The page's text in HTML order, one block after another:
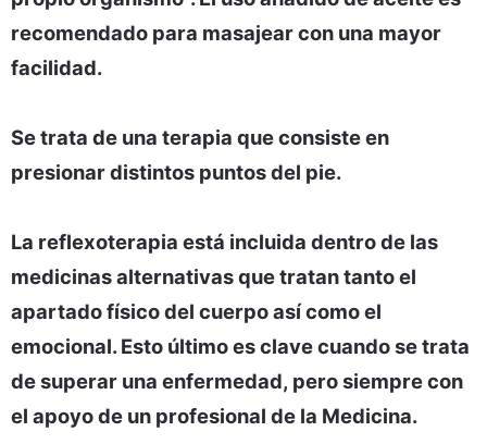
recomendado para masajear con una mayor
facilidad.
Se trata de una terapia que consiste en
presionar distintos puntos del pie.
La reflexoterapia está incluida dentro de las
medicinas alternativas que tratan tanto el
apartado físico del cuerpo así como el
emocional. Esto último es clave cuando se trata
de superar una enfermedad, pero siempre con
el apoyo de un profesional de la Medicina.